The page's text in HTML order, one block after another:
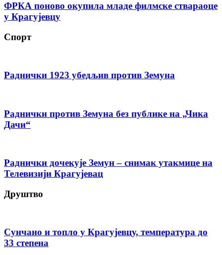
ФРКА поново окупила младе филмске ствараоце
у Крагујевцу
Спорт
Раднички 1923 убедљив против Земуна
Раднички против Земуна без публике на „Чика
Дачи“
Раднички дочекује Земун – снимак утакмице на
Телевизији Крагујевац
Друштво
Сунчано и топло у Крагујевцу, температура до
33 степена